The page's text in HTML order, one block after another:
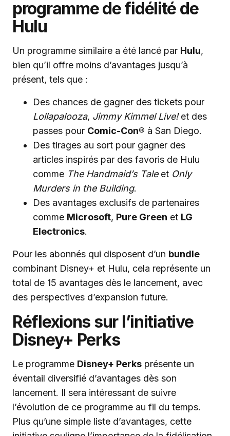
programme de fidélité de
Hulu
Un programme similaire a été lancé par Hulu,
bien qu’il offre moins d’avantages jusqu’à
présent, tels que :
Des chances de gagner des tickets pour
Lollapalooza, Jimmy Kimmel Live!et des
passes pour Comic-Con® à San Diego.
Des tirages au sort pour gagner des
articles inspirés par des favoris de Hulu
comme The Handmaid’s Taleet Only
Murders in the Building.
Des avantages exclusifs de partenaires
comme Microsoft, Pure Green et LG
Electronics.
Pour les abonnés qui disposent d’un bundle
combinant Disney+ et Hulu, cela représente un
total de 15 avantages dès le lancement, avec
des perspectives d’expansion future.
Réflexions sur l’initiative
Disney+ Perks
Le programme Disney+ Perks présente un
éventail diversifié d’avantages dès son
lancement. Il sera intéressant de suivre
l’évolution de ce programme au fil du temps.
Plus qu’une simple liste d’avantages, cette